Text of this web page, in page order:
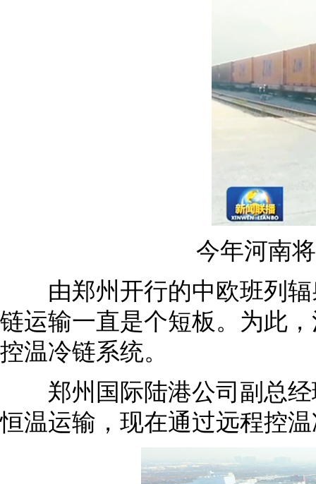
今年河南将
由郑州开行的中欧班列辐
链运输一直是个短板。为此
控温冷链系统。
郑州国际陆港公司副总经
恒温运输，现在通过远程控